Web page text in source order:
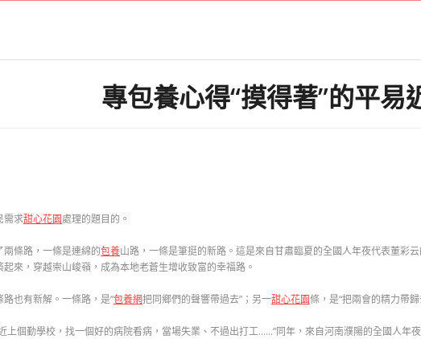
專包養心得“摸得著”的平易
需求甜心花園處理的題目的。
條路，一條是連綿的包養山路，一條是筆挺的新路。這是來自甘肅臨夏的全國人年夜代表董彩
來，穿越崇山峻嶺，成為本地老蒼生增收致富的幸福路。
路也有新解。一條路，是“包養網把同鄉們的聲響帶過去”；另一甜心花園條，是“把兩會的精力帶
上個勤學校，找一個好的病院看病，當場失業、不過出打工……”同年，來自河南濮陽的全國人年